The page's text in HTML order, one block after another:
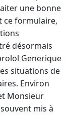
une bonne
ce formulaire,
désormais
Generique
situations de
Environ
Monsieur
mis à